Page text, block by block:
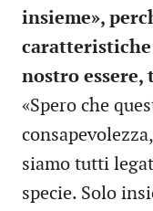
insieme»,
nostro
«Spero che
siamo tutti
specie. Solo